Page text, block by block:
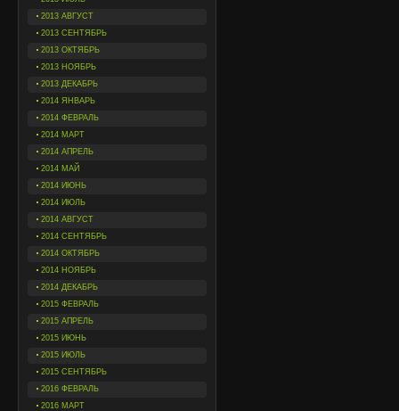
2013 АВГУСТ
2013 СЕНТЯБРЬ
2013 ОКТЯБРЬ
2013 НОЯБРЬ
2013 ДЕКАБРЬ
2014 ЯНВАРЬ
2014 ФЕВРАЛЬ
2014 МАРТ
2014 АПРЕЛЬ
2014 МАЙ
2014 ИЮНЬ
2014 ИЮЛЬ
2014 АВГУСТ
2014 СЕНТЯБРЬ
2014 ОКТЯБРЬ
2014 НОЯБРЬ
2014 ДЕКАБРЬ
2015 ФЕВРАЛЬ
2015 АПРЕЛЬ
2015 ИЮНЬ
2015 ИЮЛЬ
2015 СЕНТЯБРЬ
2016 ФЕВРАЛЬ
2016 МАРТ